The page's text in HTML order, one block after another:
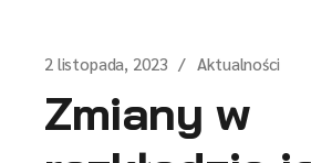
2 listopada, 2023 Aktualności
Zmiany w